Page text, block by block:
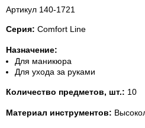
Артикул 140-1721
Серия: Comfort Line
Назначение:
Для маникюра
Для ухода за руками
Количество предметов, шт.: 10
Материал инструментов: